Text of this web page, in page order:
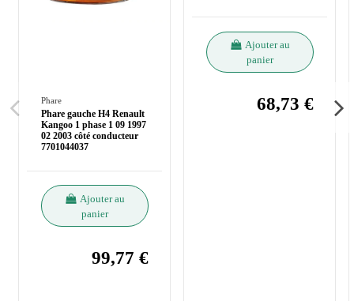
Phare
Phare gauche H4 Renault
Kangoo 1 phase 1 09 1997
02 2003 côté conducteur
7701044037
Ajouter au
panier
99,77 €
Ajouter au
panier
68,73 €